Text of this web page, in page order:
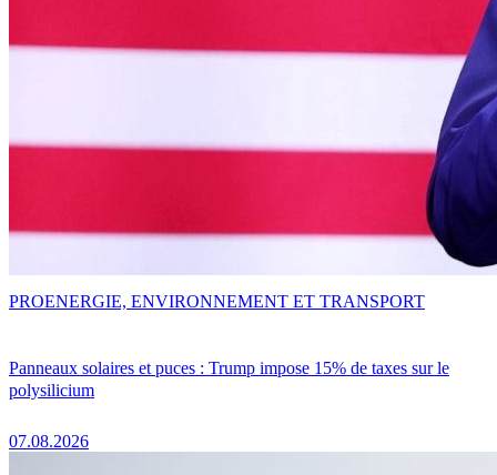
Panneaux solaires et puces : Trump impose 15% de taxes sur le
polysilicium
07.08.2026
PROENERGIE, ENVIRONNEMENT ET TRANSPORT